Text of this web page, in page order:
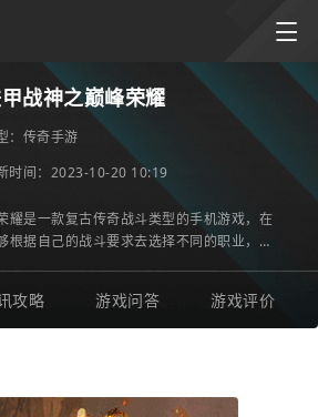
战神之巅峰荣耀
： 传奇手游
时间：2023-10-20 10:19
耀是一款复古传奇战斗类型的手机游戏，在
根据自己的战斗要求去选择不同的职业，给
攻略 游戏问答 游戏评价